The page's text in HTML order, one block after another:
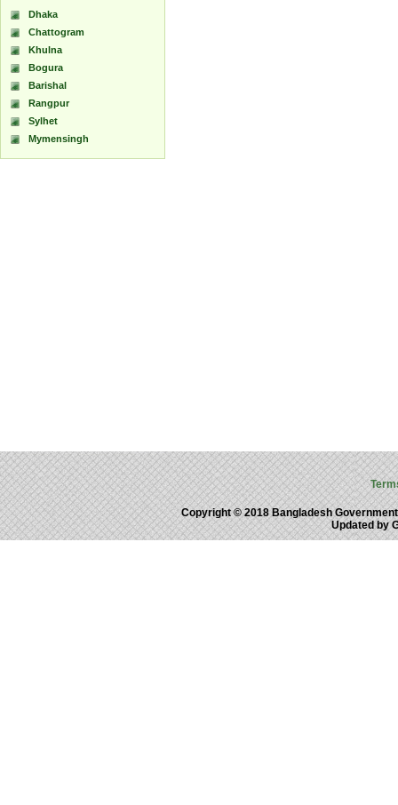
Dhaka
Chattogram
Khulna
Bogura
Barishal
Rangpur
Sylhet
Mymensingh
Copyright © 2018 Bangladesh
Updated by